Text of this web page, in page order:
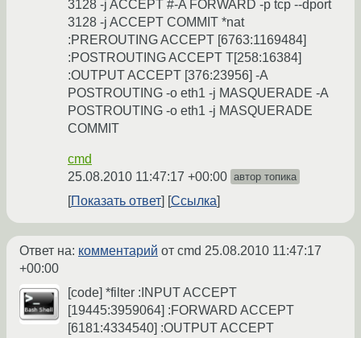
3128 -j ACCEPT #-A FORWARD -p tcp --dport
3128 -j ACCEPT COMMIT *nat
:PREROUTING ACCEPT [6763:1169484]
:POSTROUTING ACCEPT T[258:16384]
:OUTPUT ACCEPT [376:23956] -A
POSTROUTING -o eth1 -j MASQUERADE -A
POSTROUTING -o eth1 -j MASQUERADE
COMMIT
cmd
25.08.2010 11:47:17 +00:00 автор топика
Показать ответ Ссылка
Ответ на: комментарий от cmd 25.08.2010 11:47:17
+00:00
[code] *filter :INPUT ACCEPT
[19445:3959064] :FORWARD ACCEPT
[6181:4334540] :OUTPUT ACCEPT